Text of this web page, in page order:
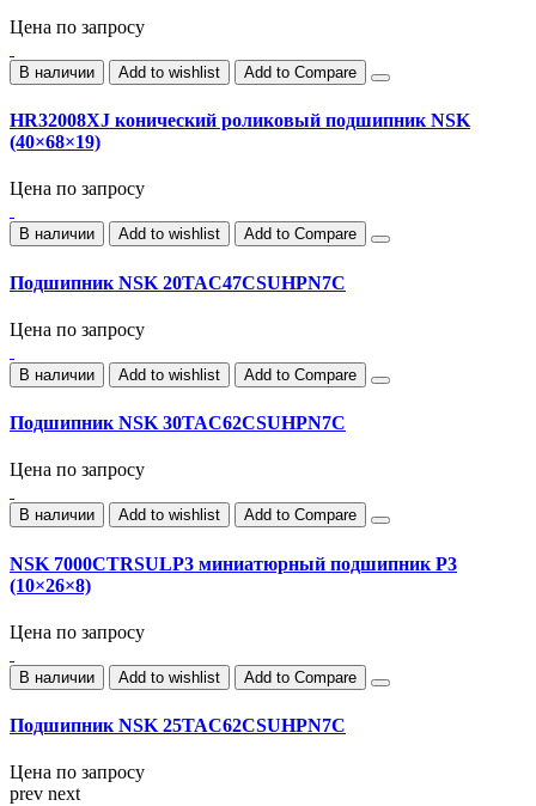
Цена по запросу
В наличии Add to wishlist Add to Compare
HR32008XJ конический роликовый подшипник NSK
(40×68×19)
Цена по запросу
В наличии Add to wishlist Add to Compare
Подшипник NSK 20TAC47CSUHPN7C
Цена по запросу
В наличии Add to wishlist Add to Compare
Подшипник NSK 30TAC62CSUHPN7C
Цена по запросу
В наличии Add to wishlist Add to Compare
NSK 7000CTRSULP3 миниатюрный подшипник P3
(10×26×8)
Цена по запросу
В наличии Add to wishlist Add to Compare
Подшипник NSK 25TAC62CSUHPN7C
Цена по запросу
prev next